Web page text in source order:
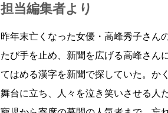
担当編集者より
昨年末亡くなった女優・高峰秀子さん
たび手を止め、新聞を広げる高峰さん
てはめる漢字を新聞で探していた。
舞台に立ち、人々を泣き笑いさせる人